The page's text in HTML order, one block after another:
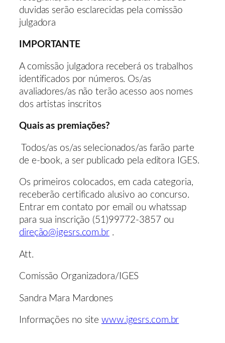
duvidas serão esclarecidas pela comissão
julgadora
IMPORTANTE
A comissão julgadora receberá os trabalhos
identificados por números. Os/as
avaliadores/as não terão acesso aos nomes
dos artistas inscritos
Quais as premiações?
Todos/as os/as selecionados/as farão parte
de e-book, a ser publicado pela editora IGES.
Os primeiros colocados, em cada categoria,
receberão certificado alusivo ao concurso.
Entrar em contato por email ou whatssap
para sua inscrição (51)99772-3857 ou
direção@igesrs.com.br.
Att.
Comissão Organizadora/IGES
Sandra Mara Mardones
Informações no site www.igesrs.com.br